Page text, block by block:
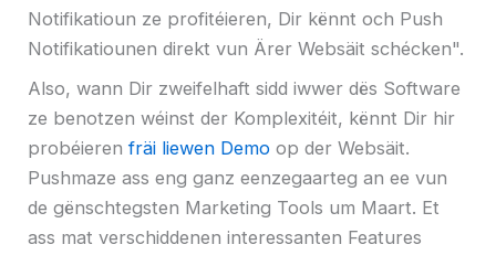
Notifikatioun ze profitéieren, Dir kënnt och Push
Notifikatiounen direkt vun Ärer Websäit schécken".
Also, wann Dir zweifelhaft sidd iwwer dës Software
ze benotzen wéinst der Komplexitéit, kënnt Dir hir
probéieren fräi liewen Demo op der Websäit.
Pushmaze ass eng ganz eenzegaarteg an ee vun
de gënschtegsten Marketing Tools um Maart. Et
ass mat verschiddenen interessanten Features